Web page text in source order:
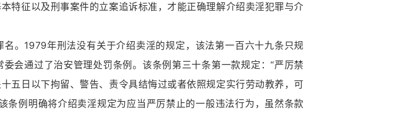
特征以及刑事案件的立案追诉标准，才能正确理解介绍卖淫犯罪与介
1979年刑法没有关于介绍卖淫的规定，该法第一百六十九条只规
通过了治安管理处罚条例。该条例第三十条第一款规定：“严厉禁
五日以下拘留、警告、责令具结悔过或者依照规定实行劳动教养，可
条例明确将介绍卖淫规定为应当严厉禁止的一般违法行为，虽然条款